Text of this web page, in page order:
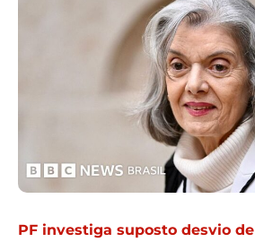
PF investiga suposto desvio